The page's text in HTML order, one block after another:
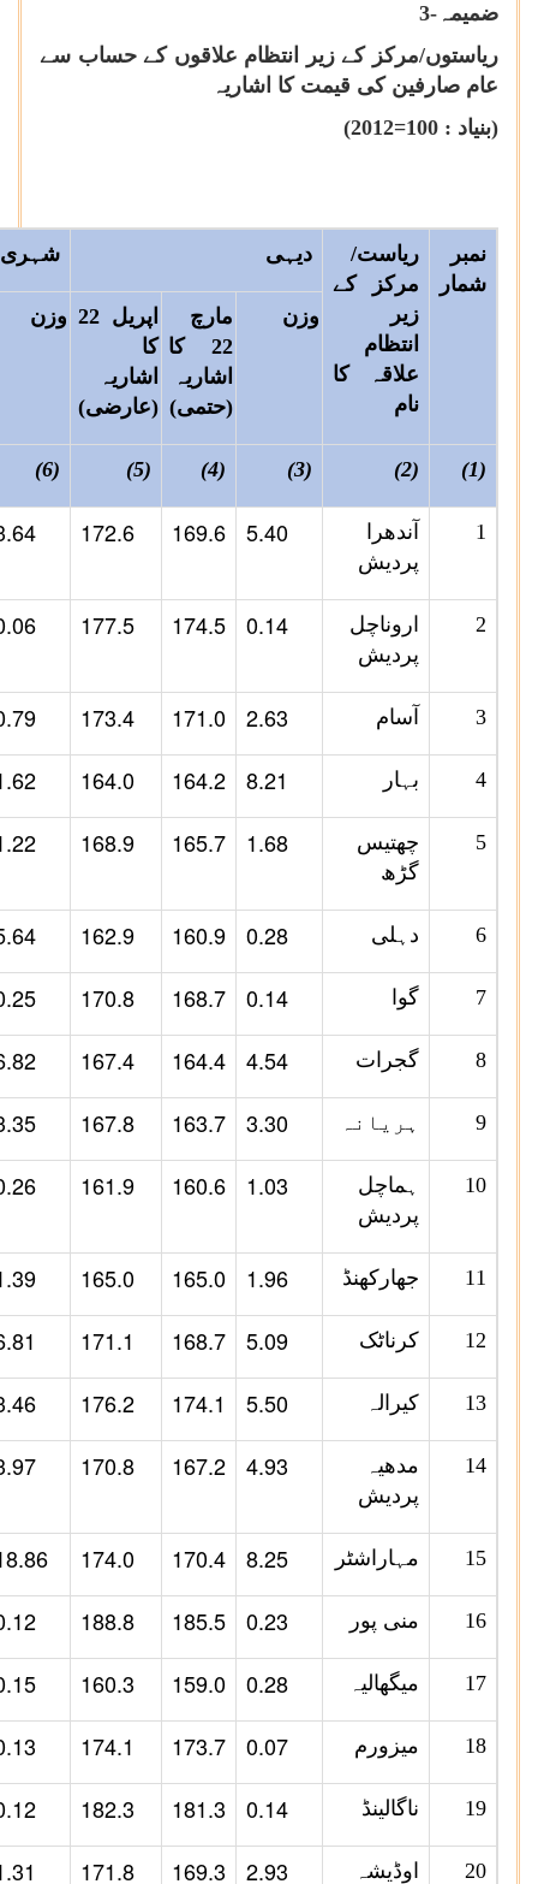
ضمیمہ-3
ریاستوں/مرکز کے زیر انتظام علاقوں کے حساب سے
عام صارفین کی قیمت کا اشاریہ
(بنیاد : 2012=100
)
نمبر
شمار
ریاست/
مرکز کے
زیر
انتظام
علاقہ کا
نام
دیہی شہری
وزن
مارچ
22 کا
اشاریہ
(حتمی)
اپریل 22
کا
اشاریہ
(عارضی)
وزن
(1)
(2)
(3)
(4)
(5)
(6)
1
آندھرا
پردیش
5.40
169.6
172.6
2
اروناچل
پردیش
0.14
174.5
177.5
3 آسام 2.63
171.0
173.4
4 بہار 8.21
164.2
164.0
5
چھتیس
گڑھ
1.68
165.7
168.9
6 دہلی 0.28
160.9
162.9
7 گوا 0.14
168.7
170.8
8 گجرات 4.54
164.4
167.4
9 ہریانہ 3.30
163.7
167.8
10
ہماچل
پردیش
1.03
160.6
161.9
11 جھارکھنڈ 1.96
165.0
165.0
12 کرناٹک 5.09
168.7
171.1
13 کیرالہ 5.50
174.1
176.2
14
مدھیہ
پردیش
4.93
167.2
170.8
15 مہاراشٹر 8.25
170.4
174.0
16 منی پور 0.23
185.5
188.8
17 میگھالیہ 0.28
159.0
160.3
18 میزورم 0.07
173.7
174.1
19 ناگالینڈ 0.14
181.3
182.3
20 اوڈیشہ 2.93
169.3
171.8